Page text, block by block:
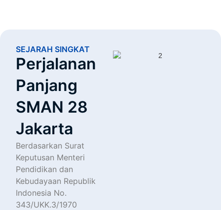
SEJARAH SINGKAT
Perjalanan
Panjang
SMAN 28
Jakarta
Berdasarkan Surat
Keputusan Menteri
Pendidikan dan
Kebudayaan Republik
Indonesia No.
343/UKK.3/1970